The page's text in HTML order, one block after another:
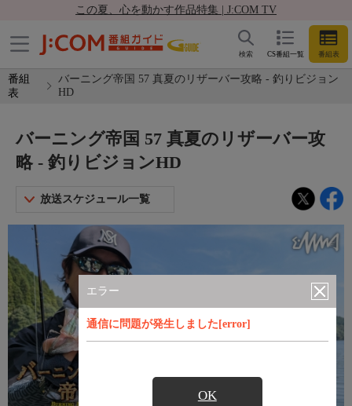
この夏、心を動かす作品特集 | J:COM TV
CS番組一覧 番組表
検索
番組
表
バーニング帝国 57 真夏のリザーバー攻略 - 釣りビジョン
HD
エラー
通信に問題が発生しました[error]
OK
バーニング帝国 57 真夏のリザーバー攻
略 - 釣りビジョンHD
放送スケジュール一覧